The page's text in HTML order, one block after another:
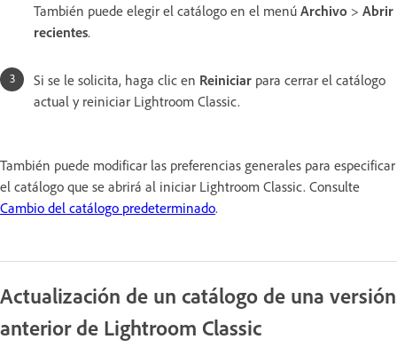
También puede elegir el catálogo en el menú Archivo > Abrir
recientes.
Si se le solicita, haga clic en Reiniciar para cerrar el catálogo
actual y reiniciar Lightroom Classic.
También puede modificar las preferencias generales para especificar
el catálogo que se abrirá al iniciar Lightroom Classic. Consulte
Cambio del catálogo predeterminado.
Actualización de un catálogo de una versión
anterior de Lightroom Classic